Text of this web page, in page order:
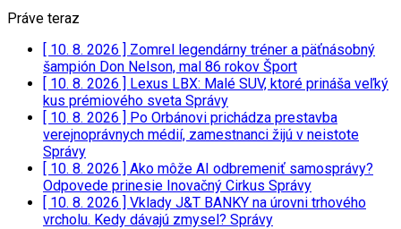
Práve teraz
[ 10. 8. 2026 ] Zomrel legendárny tréner a päťnásobný
šampión Don Nelson, mal 86 rokov Šport
[ 10. 8. 2026 ] Lexus LBX: Malé SUV, ktoré prináša veľký
kus prémiového sveta Správy
[ 10. 8. 2026 ] Po Orbánovi prichádza prestavba
verejnoprávnych médií, zamestnanci žijú v neistote
Správy
[ 10. 8. 2026 ] Ako môže AI odbremeniť samosprávy?
Odpovede prinesie Inovačný Cirkus Správy
[ 10. 8. 2026 ] Vklady J&T BANKY na úrovni trhového
vrcholu. Kedy dávajú zmysel? Správy